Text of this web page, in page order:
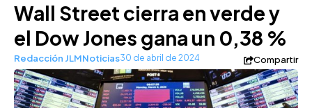
Wall Street cierra en verde y
el Dow Jones gana un 0,38 %
Redacción JLMNoticias30 de abril de 2024 Compartir